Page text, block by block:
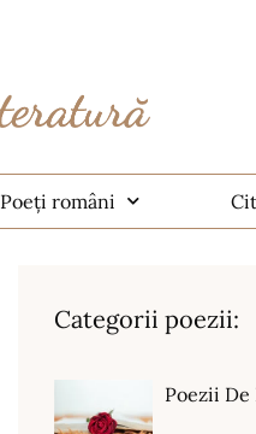
Poeți români
Categorii poezii:
Poezii De